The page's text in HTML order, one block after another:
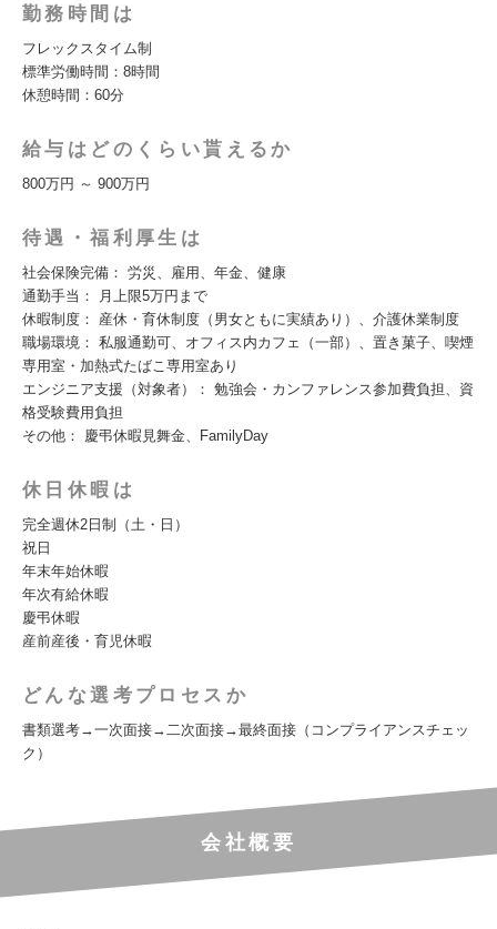
勤務時間は
フレックスタイム制
標準労働時間：8時間
休憩時間：60分
給与はどのくらい貰えるか
800万円 ～ 900万円
待遇・福利厚生は
社会保険完備： 労災、雇用、年金、健康
通勤手当： 月上限5万円まで
休暇制度： 産休・育休制度（男女ともに実績あり）、介護休業制度
職場環境： 私服通勤可、オフィス内カフェ（一部）、置き菓子、喫煙
専用室・加熱式たばこ専用室あり
エンジニア支援（対象者）： 勉強会・カンファレンス参加費負担、資
格受験費用負担
その他： 慶弔休暇見舞金、FamilyDay
休日休暇は
完全週休2日制（土・日）
祝日
年末年始休暇
年次有給休暇
慶弔休暇
産前産後・育児休暇
どんな選考プロセスか
書類選考→一次面接→二次面接→最終面接（コンプライアンスチェッ
ク）
会社概要